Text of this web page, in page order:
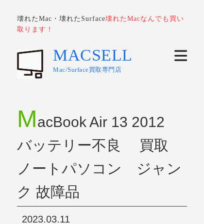
壊れたMac・壊れたSurface壊れたMacなんでも買い
取ります！
MACSELL
Mac/Surface買取専門店
MacBook Air 13 2012
バッテリー不良 買取
ノートパソコン ジャン
ク 故障品
2023.03.11